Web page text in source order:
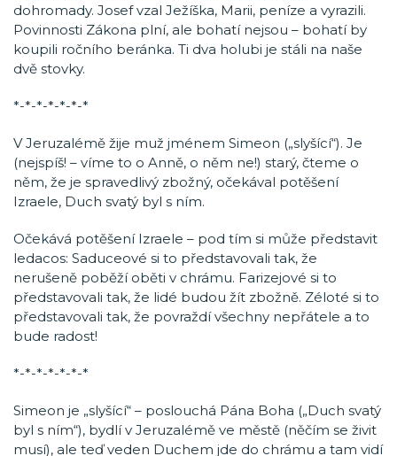
dohromady. Josef vzal Ježíška, Marii, peníze a vyrazili.
Povinnosti Zákona plní, ale bohatí nejsou – bohatí by
koupili ročního beránka. Ti dva holubi je stáli na naše
dvě stovky.
*-*-*-*-*-*-*
V Jeruzalémě žije muž jménem Simeon („slyšící“). Je
(nejspíš! – víme to o Anně, o něm ne!) starý, čteme o
něm, že je spravedlivý zbožný, očekával potěšení
Izraele, Duch svatý byl s ním.
Očekává potěšení Izraele – pod tím si může představit
ledacos: Saduceové si to představovali tak, že
nerušeně poběží oběti v chrámu. Farizejové si to
představovali tak, že lidé budou žít zbožně. Zéloté si to
představovali tak, že povraždí všechny nepřátele a to
bude radost!
*-*-*-*-*-*-*
Simeon je „slyšící“ – poslouchá Pána Boha („Duch svatý
byl s ním“), bydlí v Jeruzalémě ve městě (něčím se živit
musí), ale teď veden Duchem jde do chrámu a tam vidí